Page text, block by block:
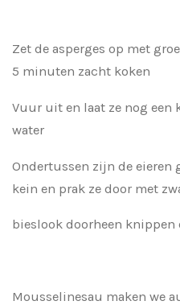
Zet de asperges op met
5 minuten zacht koken
Vuur uit en laat ze nog een
water
Ondertussen zijn de eieren
kein en prak ze door met
bieslook doorheen knippen
Mousselinesau maken we